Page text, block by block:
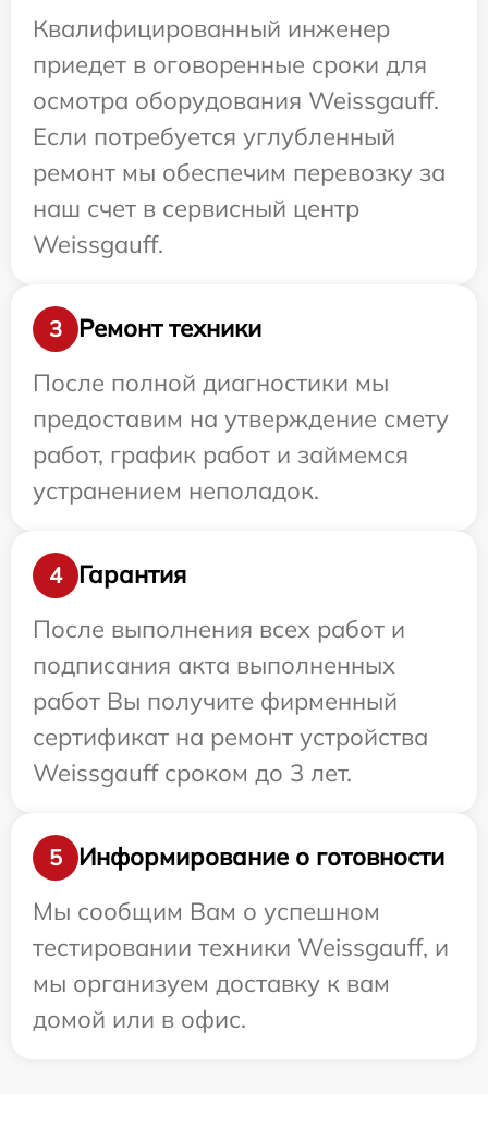
Квалифицированный инженер
приедет в оговоренные сроки для
осмотра оборудования Weissgauff.
Если потребуется углубленный
ремонт мы обеспечим перевозку за
наш счет в сервисный центр
Weissgauff.
3
Ремонт техники
После полной диагностики мы
предоставим на утверждение смету
работ, график работ и займемся
устранением неполадок.
4
Гарантия
После выполнения всех работ и
подписания акта выполненных
работ Вы получите фирменный
сертификат на ремонт устройства
Weissgauff сроком до 3 лет.
5
Информирование о готовности
Мы сообщим Вам о успешном
тестировании техники Weissgauff, и
мы организуем доставку к вам
домой или в офис.